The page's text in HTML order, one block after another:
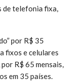
de telefonia fixa,
por R$ 35
fixos e celulares
R$ 65 mensais,
em 35 países.